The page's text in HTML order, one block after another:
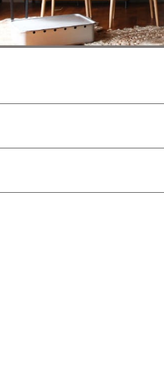
商品とで色の見え方が異なる